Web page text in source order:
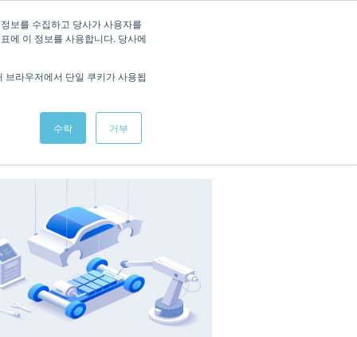
보를 수집하고 당사가 사용자를
에 이 정보를 사용합니다. 당사에
라우저에서 단일 쿠키가 사용됩
수락 거부
적용사례 회사소식